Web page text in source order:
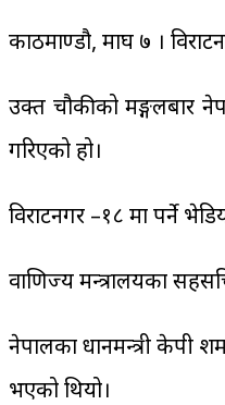
काठमाण्डौ, माघ ७ ।
उक्त चौकीको मङ्गलबार
गरिएको हो।
विराटनगर –१८ मा पर्ने
वाणिज्य मन्त्रालयका
नेपालका प्रधानमन्त्री केपी
भएको थियो।